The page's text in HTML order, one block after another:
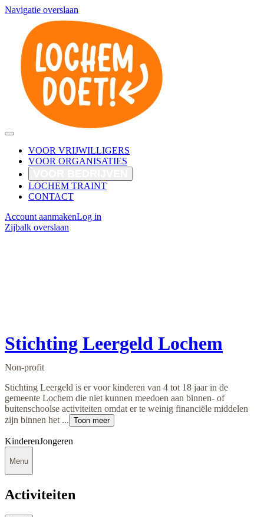
Navigatie overslaan
VOOR VRIJWILLIGERS
VOOR ORGANISATIES
LOCHEM TRAINT
CONTACT
Account aanmakenLog in
Zijbalk overslaan
Stichting Leergeld Lochem
Non-profit
Stichting Leergeld is er voor kinderen van 4 tot 18 jaar in de
gemeente Lochem die niet kunnen meedoen aan binnen- of
buitenschoolse activiteiten omdat er te weinig financiële middelen
zijn binnen het ... Toon meer
KinderenJongeren
Menu
Activiteiten